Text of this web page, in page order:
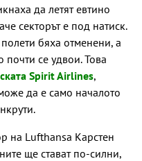
да летят евтино
секторът е под натиск.
бяха отменени, а
се удвои. Това
Spirit Airlines,
да е само началото
на Lufthansa Карстен
ще стават по-силни,